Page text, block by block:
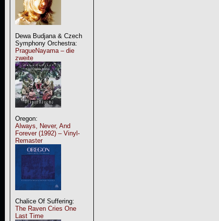
Dewa Budjana & Czech
Symphony Orchestra:
PragueNayama – die
zweite
Oregon:
Always, Never, And
Forever (1992) – Vinyl-
Remaster
Chalice Of Suffering:
The Raven Cries One
Last Time